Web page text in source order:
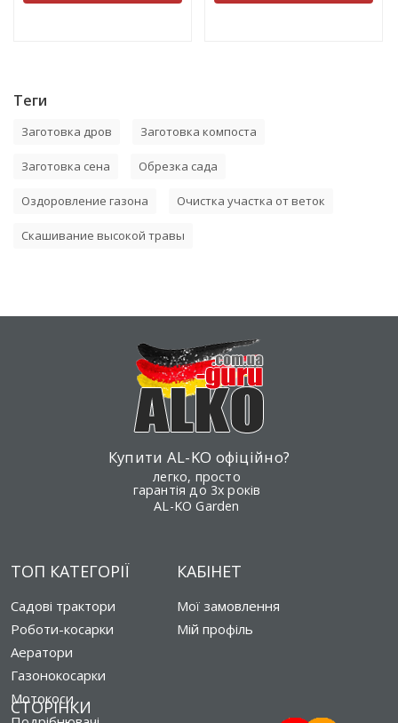
Теги
Заготовка дров Заготовка компоста
Заготовка сена Обрезка сада
Оздоровление газона Очистка участка от веток
Скашивание высокой травы
Купити AL-KO офіційно?
легко, просто
гарантія до 3х років
AL-KO Garden
ТОП КАТЕГОРІЇ
Садові трактори
Роботи-косарки
Аератори
Газонокосарки
Мотокоси
СТОРІНКИ
КАБІНЕТ
Мої замовлення
Мій профіль